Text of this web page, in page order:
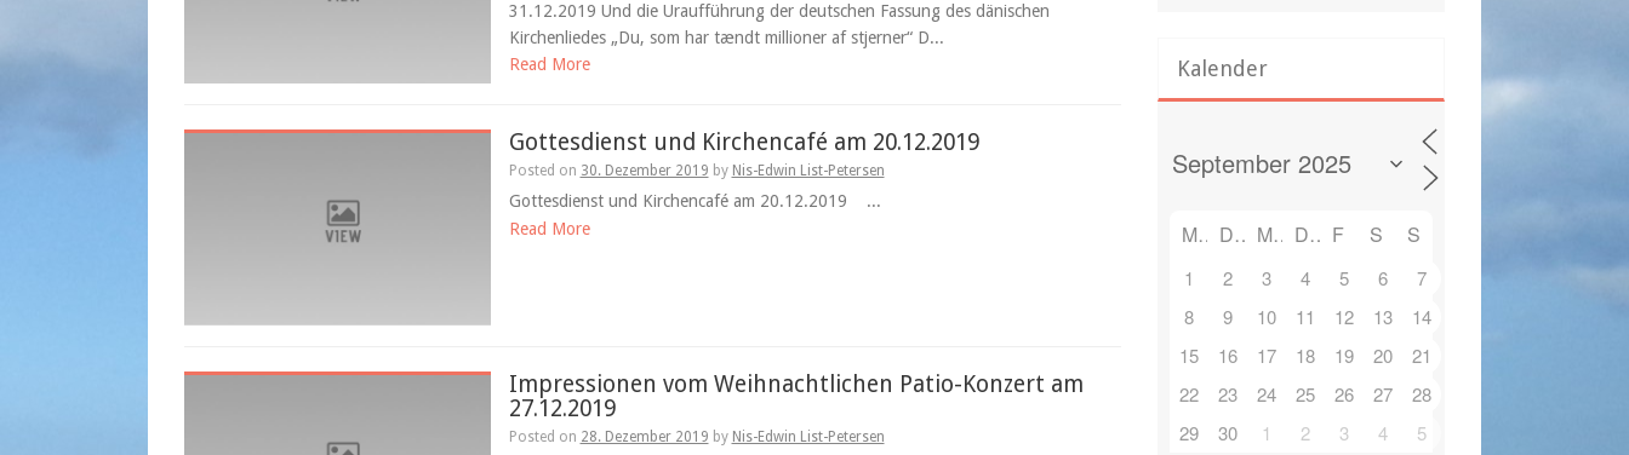
31.12.2019 Und die Uraufführung der deutschen Fassung des dänischen
Kirchenliedes „Du, som har tændt millioner af stjerner“ D...
Read More
Gottesdienst und Kirchencafé am 20.12.2019
Posted on 30. Dezember 2019 by Nis-Edwin List-Petersen
Gottesdienst und Kirchencafé am 20.12.2019 ...
Read More
Impressionen vom Weihnachtlichen Patio-Konzert am
27.12.2019
Posted on 28. Dezember 2019 by Nis-Edwin List-Petersen
Kalender
M D M D F S S
1 2 3 4 5 6
7
8
9 10 11 12 13
14
15
16 17 18 19 20
21
22
23 24 25 26 27
28
29
30 1 2 3 4 5